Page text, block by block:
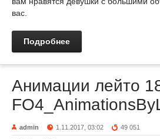
вас.
Подробнее
Анимации лейто
admin 1.11.2017, 03:02 49 051